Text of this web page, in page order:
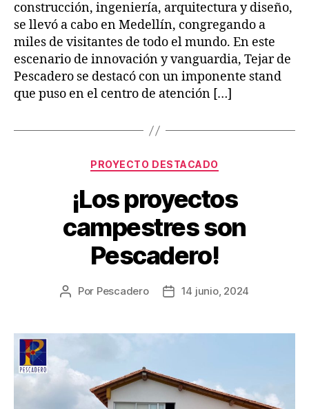
construcción, ingeniería, arquitectura y diseño,
se llevó a cabo en Medellín, congregando a
miles de visitantes de todo el mundo. En este
escenario de innovación y vanguardia, Tejar de
Pescadero se destacó con un imponente stand
que puso en el centro de atención […]
PROYECTO DESTACADO
¡Los proyectos
campestres son
Pescadero!
Por Pescadero 14 junio, 2024